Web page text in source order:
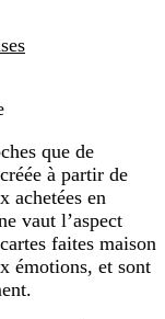
que de
à partir de
achetées en
vaut l’aspect
faites maison
émotions, et sont